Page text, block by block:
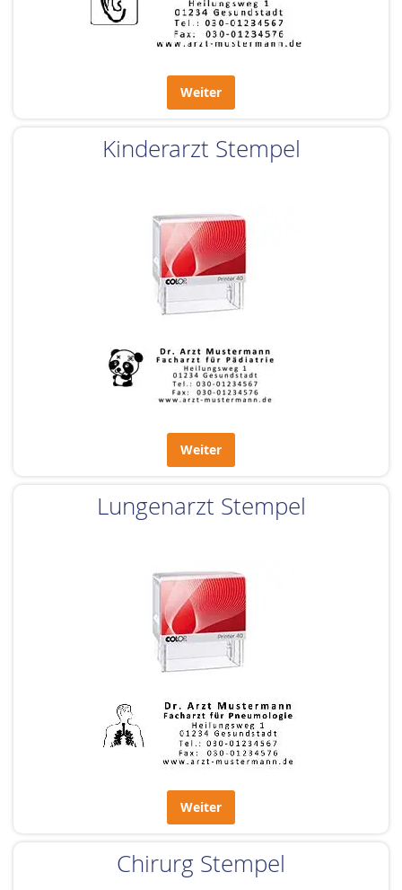
Weiter
Kinderarzt Stempel
Weiter
Lungenarzt Stempel
Weiter
Chirurg Stempel